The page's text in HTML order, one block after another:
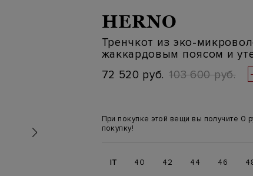
HERNO
Тренчкот из эко-
жаккардовым поясом и
72 520 руб. 103 600 руб.
При покупке этой вещи вы получите 0
покупку!
IT 40 42 44 46